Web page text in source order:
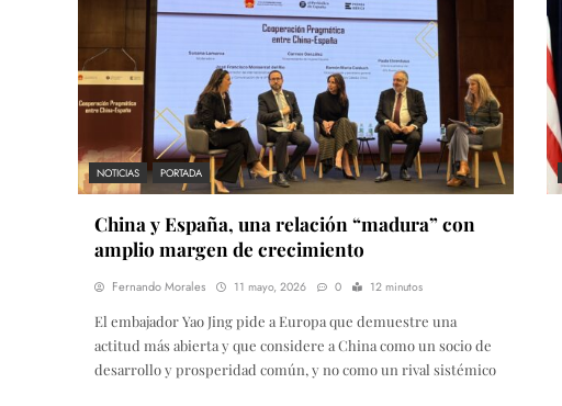
NOTICIAS PORTADA
China y España, una relación “madura” con
amplio margen de crecimiento
Fernando Morales 11 mayo, 2026 0 12 minutos
El embajador Yao Jing pide a Europa que demuestre una
actitud más abierta y que considere a China como un socio de
desarrollo y prosperidad común, y no como un rival sistémico